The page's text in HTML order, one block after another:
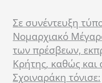
Σε συνέντευξη
Νομαρχιακό
των πρέσβεων,
Κρήτης, καθώς και
Σχοιναράκη τόνισε: